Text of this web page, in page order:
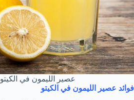
عصير الليمون في الكيتو
فوائد عصير الليمون في الكيتو